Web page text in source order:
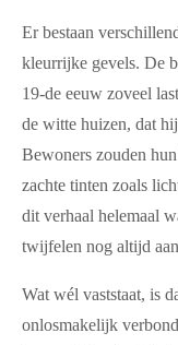
Er bestaan
kleurrijke gevels. De
19-de eeuw zoveel
de witte huizen, dat
Bewoners zouden
zachte tinten zoals
dit verhaal helemaal
twijfelen nog altijd
Wat wél vaststaat, is
onlosmakelijk